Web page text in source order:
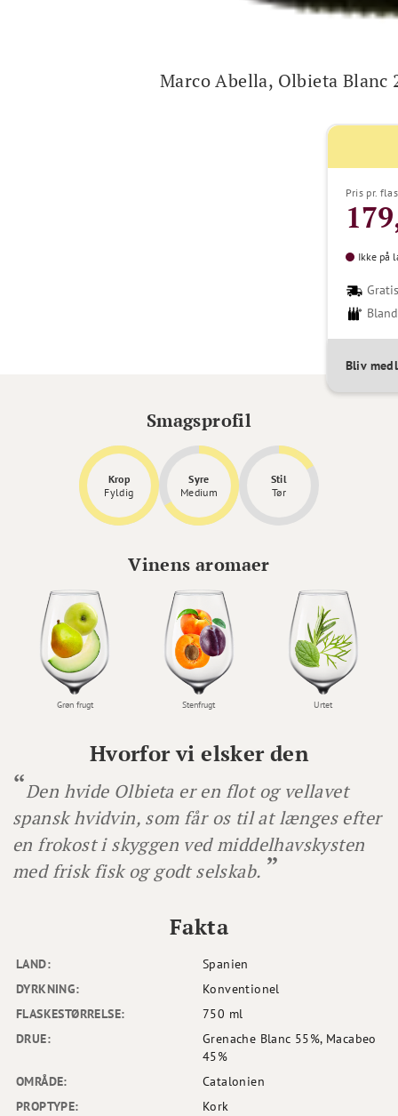
Marco Abella, Olbieta Blanc
Pris pr.
Ikke på
Bliv
Hvorfor vi elsker den
Den hvide Olbieta er en flot og vellavet
spansk hvidvin, som får os til at længes efter
en frokost i skyggen ved middelhavskysten
med frisk fisk og godt selskab.
LAND:
Spanien
DYRKNING:
Konventionel
FLASKESTØRRELSE:
750 ml
DRUE:
Grenache Blanc 55%, Macabeo
45%
OMRÅDE:
Catalonien
PROPTYPE:
Kork
Fakta
Smagsprofil
Krop
Fyldig
Syre
Medium
Stil
Tør
Vinens aromaer
Grøn frugt Stenfrugt Urtet